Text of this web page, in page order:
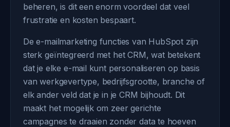
beheren, is dit een enorm voordeel dat veel
frustratie en kosten bespaart.
De e-mailmarketing functies van HubSpot zijn
sterk geïntegreerd met het CRM, wat betekent
dat je elke e-mail kunt personaliseren op basis
van werkgevertype, bedrijfsgrootte, branche of
elk ander veld dat je in je CRM bijhoudt. Dit
maakt het mogelijk om zeer gerichte
campagnes te draaien zonder data te hoeven